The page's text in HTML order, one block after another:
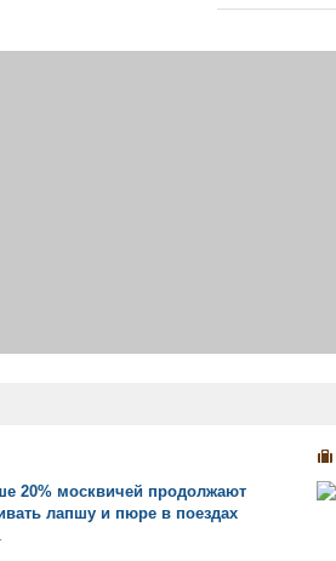
20% москвичей продолжают
лапшу и пюре в поездах